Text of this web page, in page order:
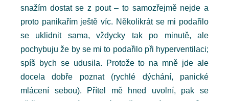
snažím dostat se z pout – to samozřejmě nejde a
proto panikařím ještě víc. Několikrát se mi podařilo
se uklidnit sama, vždycky tak po minutě, ale
pochybuju že by se mi to podařilo při hyperventilaci;
spíš bych se udusila. Protože to na mně jde ale
docela dobře poznat (rychlé dýchání, panické
mlácení sebou). Přítel mě hned uvolní, pak se